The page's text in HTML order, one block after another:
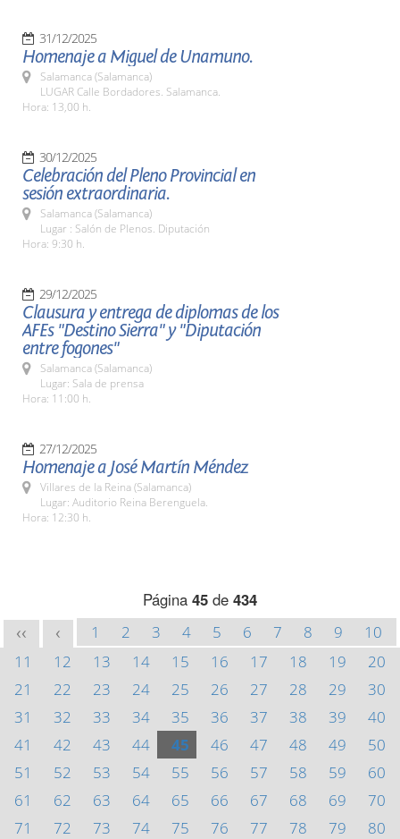
31/12/2025
Homenaje a Miguel de Unamuno.
Salamanca (Salamanca)
LUGAR Calle Bordadores. Salamanca.
Hora: 13,00 h.
30/12/2025
Celebración del Pleno Provincial en
sesión extraordinaria.
Salamanca (Salamanca)
Lugar : Salón de Plenos. Diputación
Hora: 9:30 h.
29/12/2025
Clausura y entrega de diplomas de los
AFEs "Destino Sierra" y "Diputación
entre fogones"
Salamanca (Salamanca)
Lugar: Sala de prensa
Hora: 11:00 h.
27/12/2025
Homenaje a José Martín Méndez
Villares de la Reina (Salamanca)
Lugar: Auditorio Reina Berenguela.
Hora: 12:30 h.
Página 45 de 434
<< < 1 2 3 4 5 6 7 8 9
10
11
12 13 14 15 16 17 18 19
20
21
22 23 24 25 26 27 28 29
30
31
32 33 34 35 36 37 38 39
40
41
42 43 44 45 46 47 48 49
50
51
52 53 54 55 56 57 58 59
60
61
62 63 64 65 66 67 68 69
70
71
72 73 74 75 76 77 78 79
80